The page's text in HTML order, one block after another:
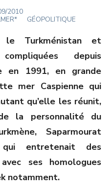
2010
GÉOPOLITIQUE
Turkménistan et
depuis
en 1991, en grande
mer Caspienne qui
qu’elle les réunit,
la personnalité du
Saparmourat
qui entretenait des
ses homologues
notamment.